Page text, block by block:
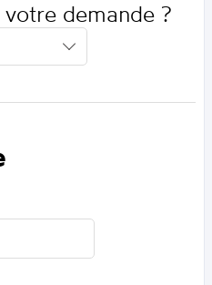
demande ?